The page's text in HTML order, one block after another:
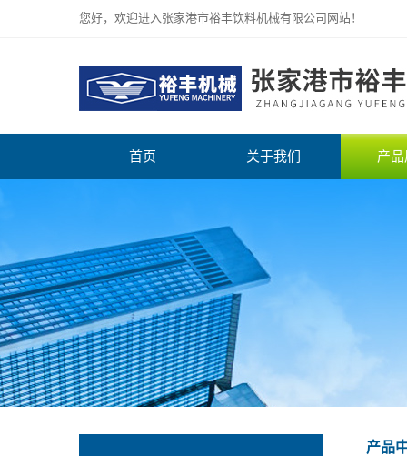
您好，欢迎进入张家港市裕丰饮料机械有限公司网站！
首页 关于我们 产
产品